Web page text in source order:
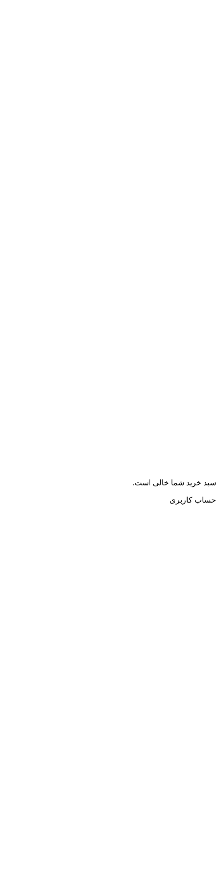
سبد خرید شما خالی است.
حساب کاربری